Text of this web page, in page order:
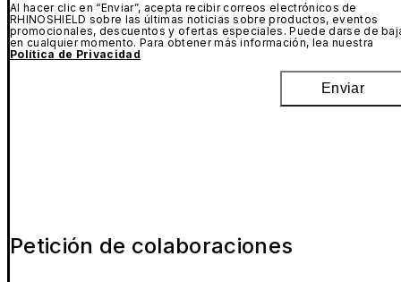
Al hacer clic en “Enviar”, acepta recibir correos electrónicos de
RHINOSHIELD sobre las últimas noticias sobre productos, eventos
promocionales, descuentos y ofertas especiales. Puede darse de
en cualquier momento. Para obtener más información, lea nuestra
Política de Privacidad
Enviar
Petición de colaboraciones